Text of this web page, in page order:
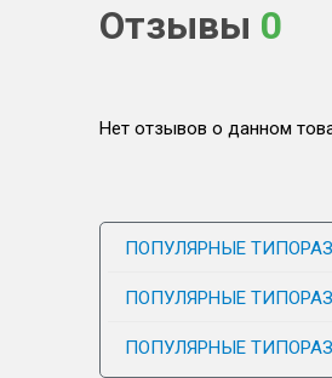
Отзывы 0
Нет отзывов о данном
ПОПУЛЯРНЫЕ
ПОПУЛЯРНЫЕ
ПОПУЛЯРНЫЕ